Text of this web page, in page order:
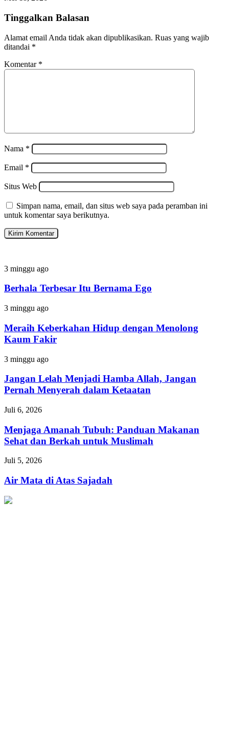
Tinggalkan Balasan
Alamat email Anda tidak akan dipublikasikan. Ruas yang wajib
ditandai *
Komentar *
Nama *
Email *
Situs Web
Simpan nama, email, dan situs web saya pada peramban ini
untuk komentar saya berikutnya.
Berhala
Itu
Ego
3 minggu ago
Berhala Terbesar Itu Bernama Ego
Meraih
Hidup
dengan
Menolong
Fakir
3 minggu ago
Meraih Keberkahan Hidup dengan Menolong
Kaum Fakir
Jangan
Menjadi
Hamba
Allah,
Pernah
dalam
Ketaatan
3 minggu ago
Jangan Lelah Menjadi Hamba Allah, Jangan
Pernah Menyerah dalam Ketaatan
Menjaga
Tubuh:
Panduan
Makanan
dan
untuk
Juli 6, 2026
Menjaga Amanah Tubuh: Panduan Makanan
Sehat dan Berkah untuk Muslimah
Air
di
Atas
Sajadah
Juli 5, 2026
Air Mata di Atas Sajadah